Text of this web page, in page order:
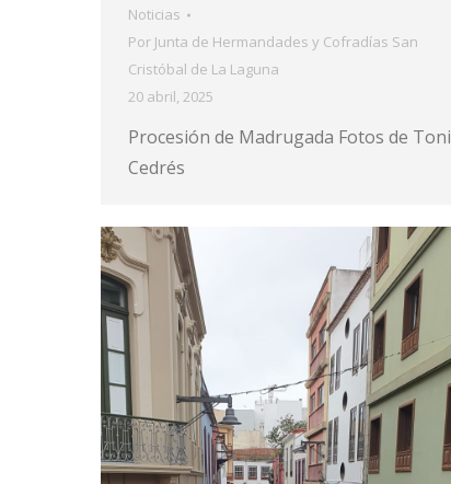
Noticias
Por Junta de Hermandades y Cofradías San
Cristóbal de La Laguna
20 abril, 2025
Procesión de Madrugada Fotos de Toni
Cedrés